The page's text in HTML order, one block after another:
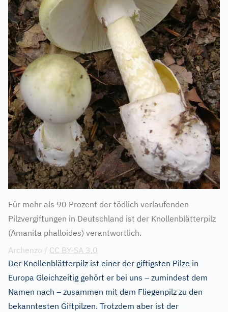
Für mehr als 90 Prozent der tödlich verlaufenden
Pilzvergiftungen in Deutschland ist der Knollenblätterpilz
(Amanita phalloides) verantwortlich.
Archenzo / CC BY-SA 3.0
Der Knollenblätterpilz ist einer der giftigsten Pilze in
Europa Gleichzeitig gehört er bei uns – zumindest dem
Namen nach – zusammen mit dem Fliegenpilz zu den
bekanntesten Giftpilzen. Trotzdem aber ist der